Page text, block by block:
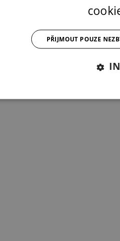
PŘIJMOUT POUZE